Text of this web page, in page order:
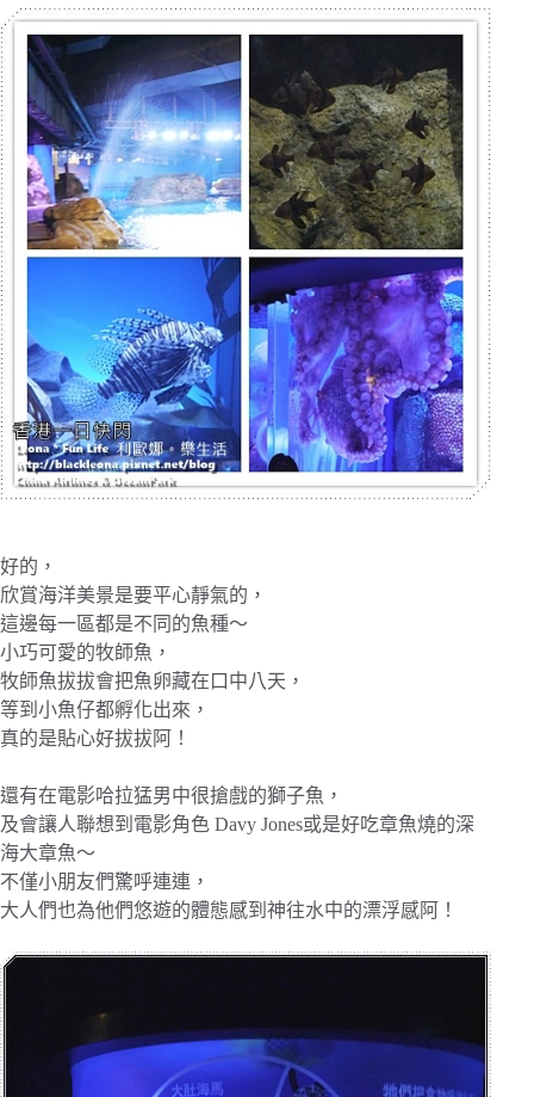
好的，
欣賞海洋美景是要平心靜氣的，
這邊每一區都是不同的魚種～
小巧可愛的牧師魚，
牧師魚拔拔會把魚卵藏在口中八天，
等到小魚仔都孵化出來，
真的是貼心好拔拔阿！
還有在電影哈拉猛男中很搶戲的獅子魚，
及會讓人聯想到電影角色 Davy Jones或是好吃章魚燒的深
海大章魚～
不僅小朋友們驚呼連連，
大人們也為他們悠遊的體態感到神往水中的漂浮感阿！